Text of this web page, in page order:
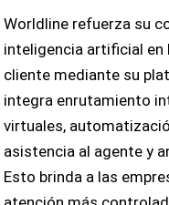
Worldline refuerza su
inteligencia artificial en
cliente mediante su
integra enrutamiento
virtuales,
asistencia al agente y
Esto brinda a las